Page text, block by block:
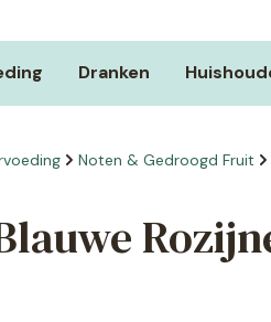
Dranken
Noten & Gedroogd Fruit